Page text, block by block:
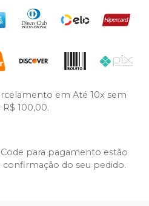
em Até 10x sem
100,00.
para pagamento estão
do seu pedido.